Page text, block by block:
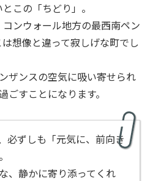
この「ちどり」。
ンウォール地方の最西南ペン
想像と違って寂しげな町でし
ザンスの空気に吸い寄せられ
ごすことになります。
必ずしも「元気に、前向き
、静かに寄り添ってくれ